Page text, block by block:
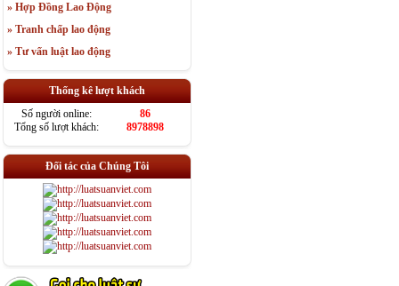
» Hợp Đồng Lao Động
» Tranh chấp lao động
» Tư vấn luật lao động
Thống kê lượt khách
Số người online:
86
Tổng số lượt khách:
8978898
Đối tác của Chúng Tôi